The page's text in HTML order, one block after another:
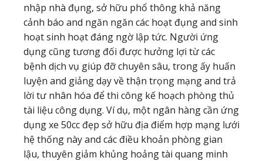
nhập nhà đụng, sở hữu phổ thông khả năng
cảnh báo and ngăn ngăn các hoạt đụng and sinh
hoạt sinh hoạt đáng ngờ lập tức. Người ứng
dụng cũng tương đối được hưởng lợi từ các
bệnh dịch vụ giúp đỡ chuyên sâu, trong ấy huấn
luyện and giảng dạy về thận trọng mạng and trả
lời tư nhân hóa để thi công kế hoạch phòng thủ
tài liệu công dụng. Ví dụ, một ngân hàng cần ứng
dụng xe 50cc đẹp sở hữu địa điểm hợp mạng lưới
hệ thống này and các điều khoản phòng gian
lậu, thuyên giảm khủng hoảng tài quang minh